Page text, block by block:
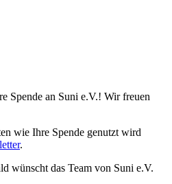
Spende an Suni e.V.! Wir freuen
wie Ihre Spende genutzt wird
.
wünscht das Team von Suni e.V.